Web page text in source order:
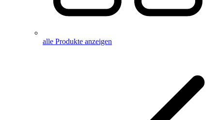
alle Produkte anzeigen